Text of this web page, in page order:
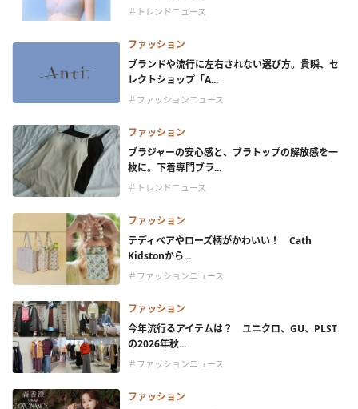
＃トレンドニュース
ファッション
ブランドや流行に左右されない選び方。貴瞬、セ
レクトショップ「A...
＃ファッションニュース
ファッション
ブラジャーの安心感と、ブラトップの解放感を一
枚に。下着専門ブラ...
＃トレンドニュース
ファッション
テディベアやローズ柄がかわいい！ Cath
Kidstonから...
＃ファッションニュース
ファッション
今年流行るアイテムは？ ユニクロ、GU、PLST
の2026年秋...
＃ファッションニュース
ファッション